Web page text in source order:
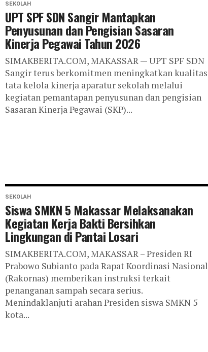
SEKOLAH
UPT SPF SDN Sangir Mantapkan
Penyusunan dan Pengisian Sasaran
Kinerja Pegawai Tahun 2026
SIMAKBERITA.COM, MAKASSAR — UPT SPF SDN
Sangir terus berkomitmen meningkatkan kualitas
tata kelola kinerja aparatur sekolah melalui
kegiatan pemantapan penyusunan dan pengisian
Sasaran Kinerja Pegawai (SKP)...
SEKOLAH
Siswa SMKN 5 Makassar Melaksanakan
Kegiatan Kerja Bakti Bersihkan
Lingkungan di Pantai Losari
SIMAKBERITA.COM, MAKASSAR – Presiden RI
Prabowo Subianto pada Rapat Koordinasi Nasional
(Rakornas) memberikan instruksi terkait
penanganan sampah secara serius.
Menindaklanjuti arahan Presiden siswa SMKN 5
kota...